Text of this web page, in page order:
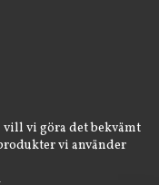
vi göra det bekvämt
vi använder